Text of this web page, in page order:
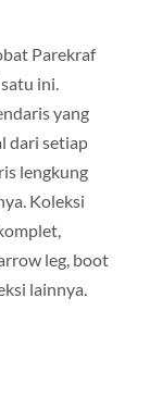
Parekraf
ini.
yang
dari setiap
lengkung
Koleksi
leg, boot
lainnya.